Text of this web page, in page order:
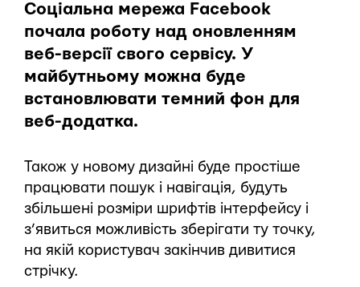
Соціальна мережа Facebook
почала роботу над оновленням
веб-версії свого сервісу. У
майбутньому можна буде
встановлювати темний фон для
веб-додатка.
Також у новому дизайні буде простіше
працювати пошук і навігація, будуть
збільшені розміри шрифтів інтерфейсу і
з’явиться можливість зберігати ту точку,
на якій користувач закінчив дивитися
стрічку.